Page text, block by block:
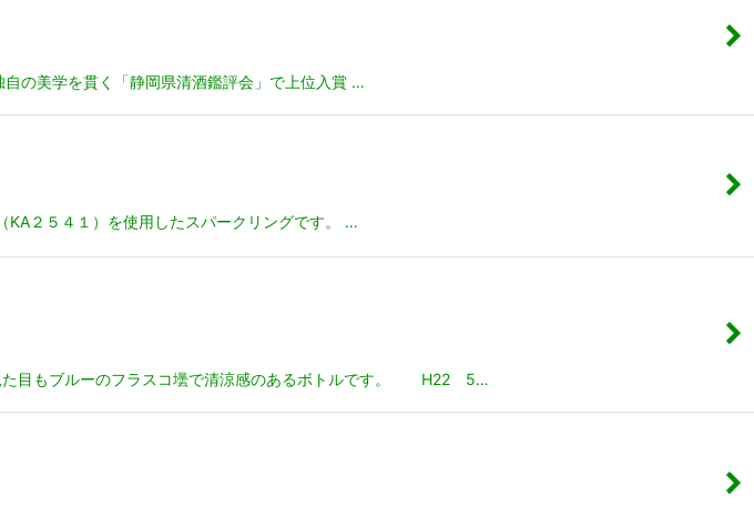
学を貫く「静岡県清酒鑑評会」で上位入賞 …
２５４１）を使用したスパークリングです。 …
た目もブルーのフラスコ壜で清涼感のあるボトルです。 H22 5…